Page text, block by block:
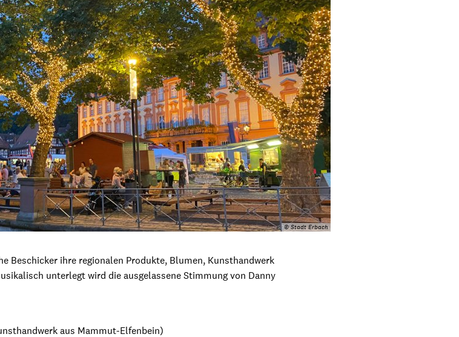
© Stadt Erbach
Beschicker ihre regionalen Produkte, Blumen, Kunsthandwerk
unterlegt wird die ausgelassene Stimmung von Danny
aus Mammut-Elfenbein)